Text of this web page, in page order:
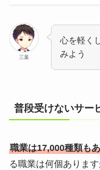
三葉
心を軽く
みよう
普段受けないサー
職業は17,000種類も
る職業は何個ありま